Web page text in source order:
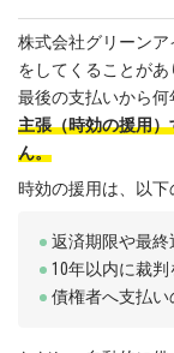
株式会社グリーン
をしてくることがあ
最後の支払いから何
主張（時効の援用
ん。
時効の援用は、以下
返済期限や最終
10年以内に裁
債権者へ支払